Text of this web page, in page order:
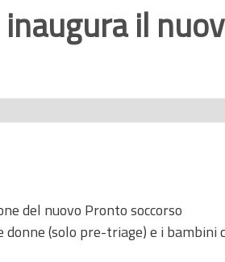
il
del nuovo Pronto soccorso
donne (solo pre-triage) e i bambini